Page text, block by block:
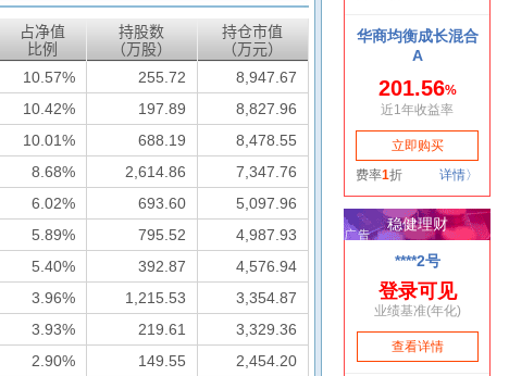
占净值
比例
持股数
（万股）
持仓市值
（万元）
10.57% 255.72
8,947.67
10.42% 197.89
8,827.96
10.01% 688.19
8,478.55
8.68% 2,614.86
7,347.76
6.02% 693.60
5,097.96
5.89% 795.52
4,987.93
5.40% 392.87
4,576.94
3.96% 1,215.53
3,354.87
3.93% 219.61
3,329.36
2.90% 149.55 2,454.20